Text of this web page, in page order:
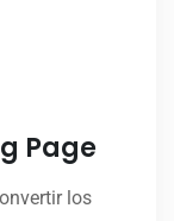
Page
los